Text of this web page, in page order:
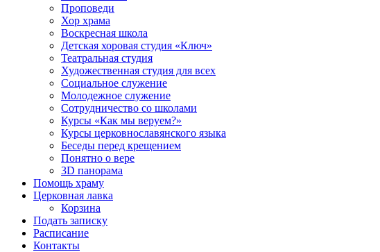
Проповеди
Хор храма
Воскресная школа
Детская хоровая студия «Ключ»
Театральная студия
Х​удожественная студия для всех
Социальное служение
Молодежное служение
Сотрудничество со школами
Курсы «Как мы веруем?»
Курсы церковнославянского языка
Беседы перед крещением
Понятно о вере
3D панорама
Помощь храму
Церковная лавка
Корзина
Подать записку
Расписание
Контакты